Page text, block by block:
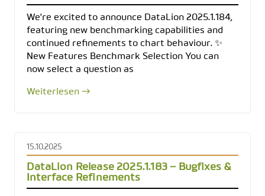
We're excited to announce DataLion 2025.1.184,
featuring new benchmarking capabilities and
continued refinements to chart behaviour. ✨
New Features Benchmark Selection You can
now select a question as
Weiterlesen →
15.10.2025
DataLion Release 2025.1.183 – Bugfixes &
Interface Refinements